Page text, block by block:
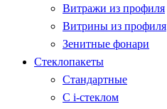
Витражи из профиля
Витрины из профиля
Зенитные фонари
Стеклопакеты
Стандартные
С i-стеклом